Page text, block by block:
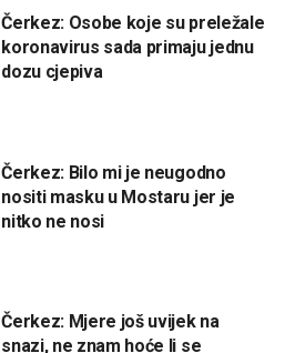
Čerkez: Osobe koje su preležale
koronavirus sada primaju jednu
dozu cjepiva
Čerkez: Bilo mi je neugodno
nositi masku u Mostaru jer je
nitko ne nosi
Čerkez: Mjere još uvijek na
snazi, ne znam hoće li se